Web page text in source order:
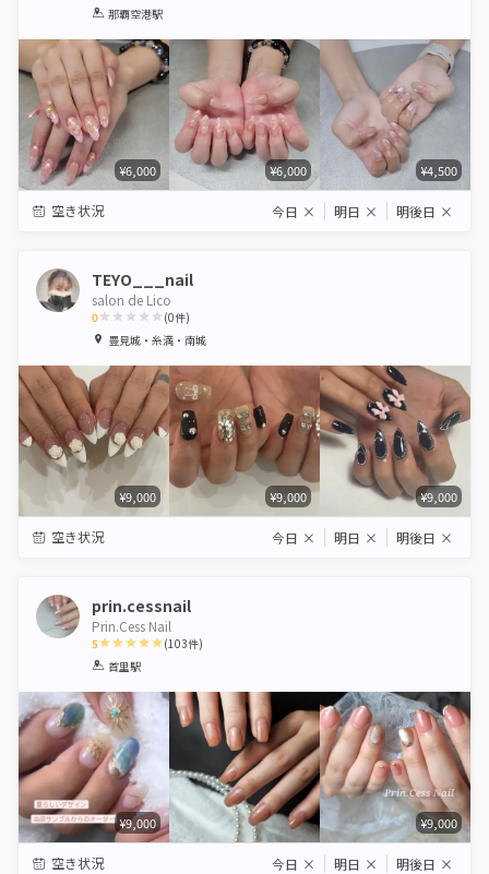
1 2 3 4 5
那覇空港駅
¥6,000 ¥6,000 ¥4,500
空き状況 今日 × 明日 × 明後日 ×
TEYO___nail
salon de Lico
0
1 2 3 4 5
(0件)
豊見城・糸満・南城
¥9,000 ¥9,000 ¥9,000
空き状況 今日 × 明日 × 明後日 ×
prin.cessnail
Prin.Cess Nail
5
1 2 3 4
(103件)
首里駅
¥9,000 ¥9,000
空き状況 今日 × 明日 × 明後日 ×